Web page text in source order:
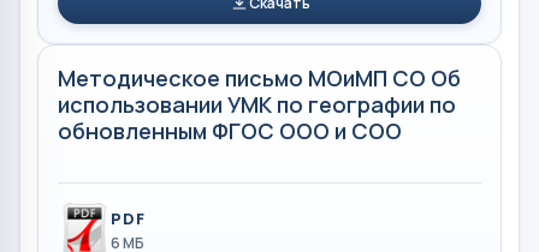
Методическое письмо МОиМП СО Об
использовании УМК по географии по
обновленным ФГОС ООО и СОО
PDF
6 МБ